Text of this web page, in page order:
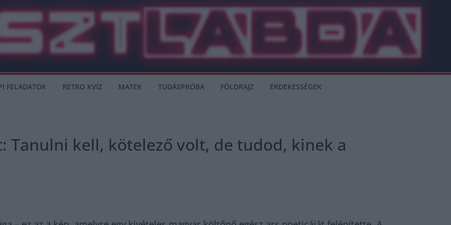
FELADATOK RETRO KVÍZ MATEK TUDÁSPRÓBA FÖLDRAJZ ÉRDEKESSÉGEK
Tanulni kell, kötelező volt, de tudod, kinek a